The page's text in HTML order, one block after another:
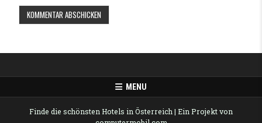
MENU
Finde die schönsten Hotels in Österreich| Ein Projekt von